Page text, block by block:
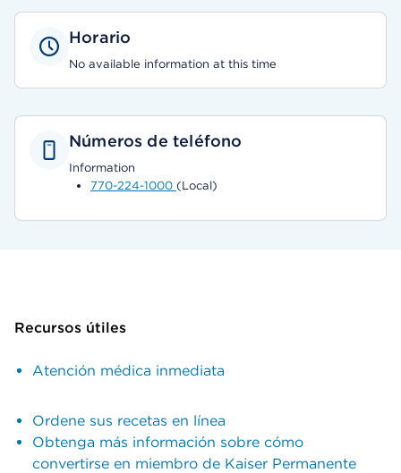
Horario
No available information at this time
Números de teléfono
Information
770-224-1000 (Local)
Recursos útiles
Atención médica inmediata
Ordene sus recetas en línea
Obtenga más información sobre cómo
convertirse en miembro de Kaiser Permanente